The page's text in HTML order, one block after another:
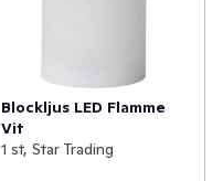
Blockljus LED Flamme
Vit
1 st, Star Trading